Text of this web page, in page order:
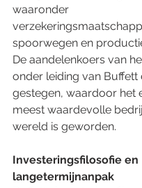
waaronder
spoorwegen en
De aandelenkoers van
onder leiding van Buffett
gestegen, waardoor het
meest waardevolle
wereld is geworden.
Investeringsfilosofie en
langetermijnanpak